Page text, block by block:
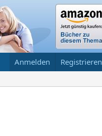
Anmelden Registrieren